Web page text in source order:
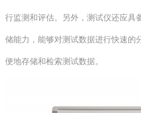
行监测和评估。另外，测试仪还应具
储能力，能够对测试数据进行快速的
便地存储和检索测试数据。